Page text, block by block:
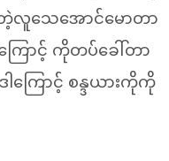
လူသေအောင်မောတာ
ောင့် ကိုတပ်ခေါ်တာ
ြောင့် စန္ဒယားကိုကို